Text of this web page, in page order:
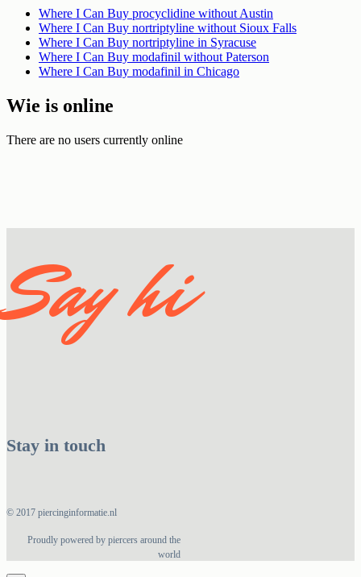
Where I Can Buy procyclidine without Austin
Where I Can Buy nortriptyline without Sioux Falls
Where I Can Buy nortriptyline in Syracuse
Where I Can Buy modafinil without Paterson
Where I Can Buy modafinil in Chicago
Wie is online
There are no users currently online
Say hi
Stay in touch
© 2017 piercinginformatie.nl
Proudly powered by piercers around the
world